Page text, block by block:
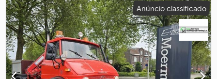
406/U900 4x4 Motor: 6 cilindros, 84 cv, a diesel Primeiro registo
Caixa de velocidades mecânica de 4 velocidades com 2 grupos
de marchas 191.537 km Dcsdpfxotrb Iqo Af Rsk Número de série:
40612110009837 Pneus: 14.00 R20, aproximadamente 90%
Distância entre eixos: 238 cm Tanque de 65 litros Suspensão
helicoidal Peso total: 5.800 kg, peso em vazio: 4.800 kg, carga útil:
800 kg Guindaste: HMF 353 K2 Ano de fabricação: 1989
Anúncio classificado